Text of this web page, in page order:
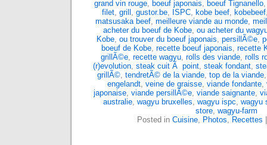
grand vin rouge, boeuf japonais, boeuf Tignanello
filet, grill , gustor.be, ISPC, kobe beef, kobebeef
matsusaka beef, meilleure viande au monde,
acheter du boeuf de Kobe, ou acheter du
Kobe, ou trouver du boeuf japonais, persillÃ©e,
boeuf de Kobe, recette boeuf japonais, recette
grillÃ©e, recette wagyu, rolls des viande, rolls
(r)evolution, steak cuit Ã point, steak fondant,
grillÃ©, tendretÃ© de la viande, top de la viande
engelandt, veine de graisse, viande fondante,
japonaise, viande persillÃ©e, viande saignante,
australie, wagyu bruxelles, wagyu ispc, wagyu
store, wagyu-farm
Posted in Cuisine, Photos, Recettes